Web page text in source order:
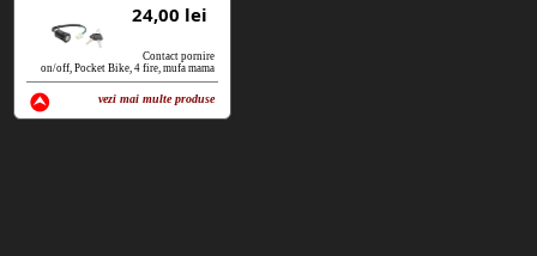
24,00 lei
Contact pornire
on/off, Pocket Bike, 4 fire, mufa mama
vezi mai multe produse
vezi produse